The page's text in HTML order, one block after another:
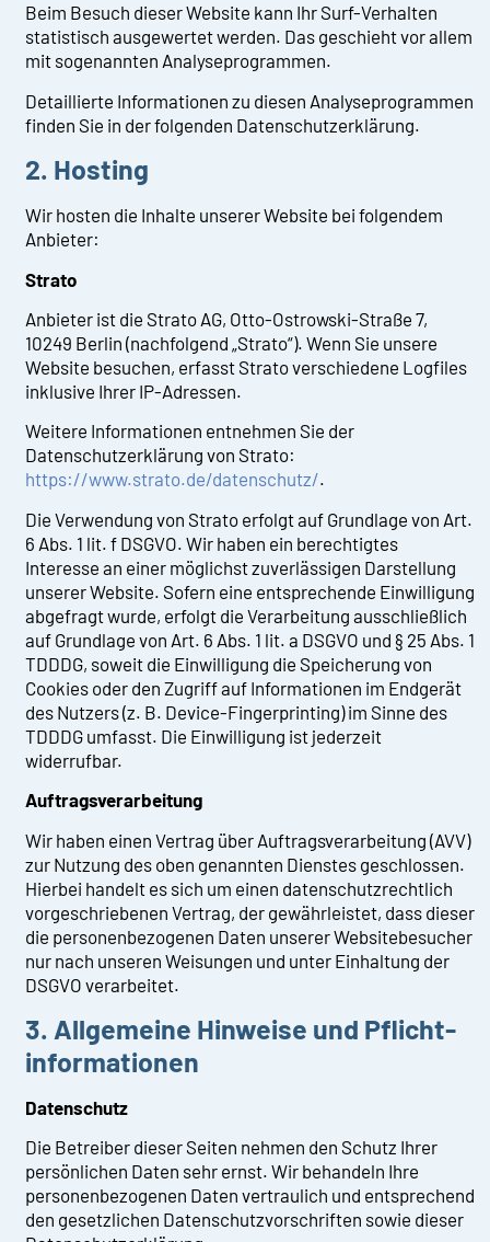
Beim Besuch dieser Website kann Ihr Surf-Verhalten
statistisch ausgewertet werden. Das geschieht vor allem
mit sogenannten Analyseprogrammen.
Detaillierte Informationen zu diesen Analyseprogrammen
finden Sie in der folgenden Datenschutzerklärung.
2. Hosting
Wir hosten die Inhalte unserer Website bei folgendem
Anbieter:
Strato
Anbieter ist die Strato AG, Otto-Ostrowski-Straße 7,
10249 Berlin (nachfolgend „Strato“). Wenn Sie unsere
Website besuchen, erfasst Strato verschiedene Logfiles
inklusive Ihrer IP-Adressen.
Weitere Informationen entnehmen Sie der
Datenschutzerklärung von Strato:
https://www.strato.de/datenschutz/.
Die Verwendung von Strato erfolgt auf Grundlage von Art.
6 Abs. 1 lit. f DSGVO. Wir haben ein berechtigtes
Interesse an einer möglichst zuverlässigen Darstellung
unserer Website. Sofern eine entsprechende Einwilligung
abgefragt wurde, erfolgt die Verarbeitung ausschließlich
auf Grundlage von Art. 6 Abs. 1 lit. a DSGVO und § 25 Abs. 1
TDDDG, soweit die Einwilligung die Speicherung von
Cookies oder den Zugriff auf Informationen im Endgerät
des Nutzers (z. B. Device-Fingerprinting) im Sinne des
TDDDG umfasst. Die Einwilligung ist jederzeit
widerrufbar.
Auftragsverarbeitung
Wir haben einen Vertrag über Auftragsverarbeitung (AVV)
zur Nutzung des oben genannten Dienstes geschlossen.
Hierbei handelt es sich um einen datenschutzrechtlich
vorgeschriebenen Vertrag, der gewährleistet, dass dieser
die personenbezogenen Daten unserer Websitebesucher
nur nach unseren Weisungen und unter Einhaltung der
DSGVO verarbeitet.
3. Allgemeine Hinweise und Pflicht­
informationen
Datenschutz
Die Betreiber dieser Seiten nehmen den Schutz Ihrer
persönlichen Daten sehr ernst. Wir behandeln Ihre
personenbezogenen Daten vertraulich und entsprechend
den gesetzlichen Datenschutzvorschriften sowie dieser